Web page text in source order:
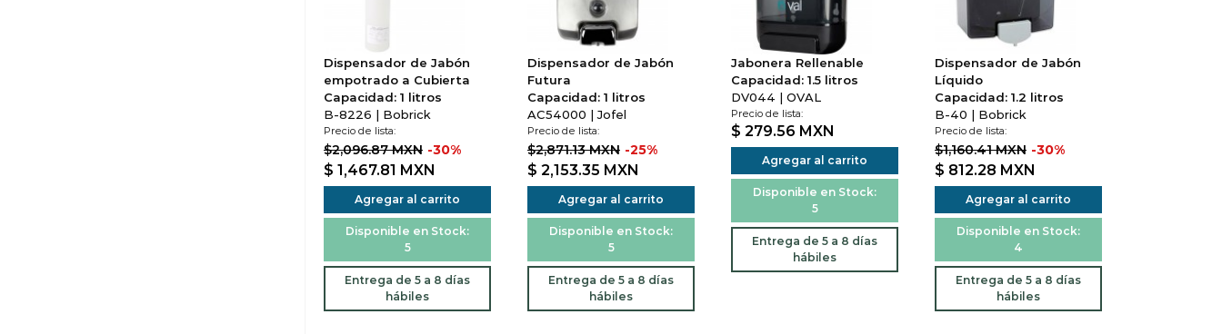
Dispensador de Jabón
empotrado a Cubierta
Capacidad: 1 litros
B-8226 | Bobrick
Precio de lista:
$2,096.87 MXN -30%
$ 1,467.81 MXN
Agregar al carrito
Disponible en Stock:
5
Entrega de 5 a 8 días
hábiles
Dispensador de Jabón
Futura
Capacidad: 1 litros
AC54000 | Jofel
Precio de lista:
$2,871.13 MXN -25%
$ 2,153.35 MXN
Agregar al carrito
Disponible en Stock:
5
Entrega de 5 a 8 días
hábiles
Jabonera Rellenable
Capacidad: 1.5 litros
DV044 | OVAL
Precio de lista:
$ 279.56 MXN
Agregar al carrito
Disponible en Stock:
5
Entrega de 5 a 8 días
hábiles
Dispensador de Jabón
Líquido
Capacidad: 1.2 litros
B-40 | Bobrick
Precio de lista:
$1,160.41 MXN -30%
$ 812.28 MXN
Agregar al carrito
Disponible en Stock:
4
Entrega de 5 a 8 días
hábiles